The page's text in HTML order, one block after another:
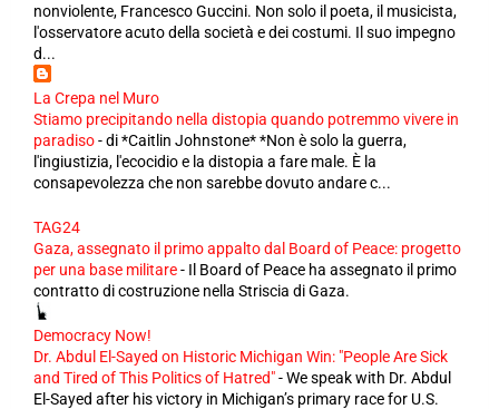
nonviolente, Francesco Guccini. Non solo il poeta, il musicista,
l'osservatore acuto della società e dei costumi. Il suo impegno
d...
La Crepa nel Muro
Stiamo precipitando nella distopia quando potremmo vivere in
paradiso-di *Caitlin Johnstone* *Non è solo la guerra,
l'ingiustizia, l'ecocidio e la distopia a fare male. È la
consapevolezza che non sarebbe dovuto andare c...
TAG24
Gaza, assegnato il primo appalto dal Board of Peace: progetto
per una base militare- Il Board of Peace ha assegnato il primo
contratto di costruzione nella Striscia di Gaza.
Democracy Now!
Dr. Abdul El-Sayed on Historic Michigan Win: "People Are Sick
and Tired of This Politics of Hatred"-We speak with Dr. Abdul
El-Sayed after his victory in Michigan’s primary race for U.S.